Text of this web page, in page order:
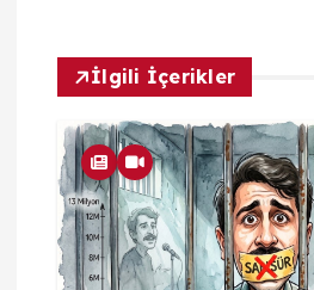
m
İlgili İçerikler